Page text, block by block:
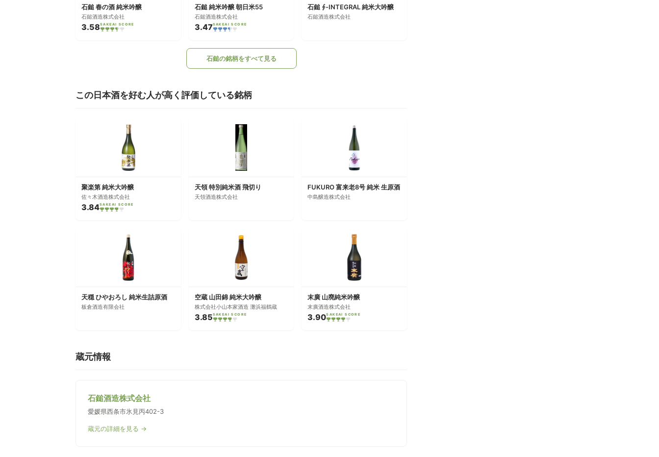
石鎚 春の酒 純米吟醸
石鎚酒造株式会社
3.58SAKEAI SCORE
石鎚 純米吟醸 朝日米55
石鎚酒造株式会社
3.47SAKEAI SCORE
石鎚 ∮-INTEGRAL 純米大吟醸
石鎚酒造株式会社
石鎚の銘柄をすべて見る
この日本酒を好む人が高く評価している銘柄
聚楽第 純米大吟醸
佐々木酒造株式会社
3.84SAKEAI SCORE
天領 特別純米酒 飛切り
天領酒造株式会社
FUKURO 富来老8号 純米 生原酒
中島醸造株式会社
天穏 ひやおろし 純米生詰原酒
板倉酒造有限会社
空蔵 山田錦 純米大吟醸
株式会社小山本家酒造 灘浜福鶴蔵
3.85SAKEAI SCORE
末廣 山廃純米吟醸
末廣酒造株式会社
3.90SAKEAI SCORE
蔵元情報
石鎚酒造株式会社
愛媛県西条市氷見丙402-3
蔵元の詳細を見る →